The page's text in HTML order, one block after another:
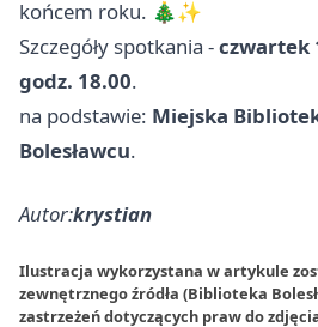
końcem roku. 🎄✨
Szczegóły spotkania -czwartek
godz. 18.00.
na podstawie: Miejska
Bolesławcu.
Autor:krystian
Ilustracja wykorzystana w artykule
zewnętrznego źródła (Biblioteka
zastrzeżeń dotyczących praw do